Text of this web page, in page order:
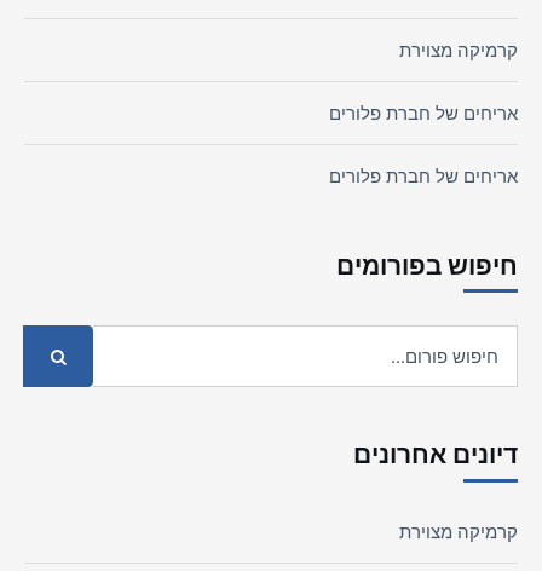
קרמיקה מצוירת
אריחים של חברת פלורים
אריחים של חברת פלורים
חיפוש בפורומים
דיונים אחרונים
קרמיקה מצוירת